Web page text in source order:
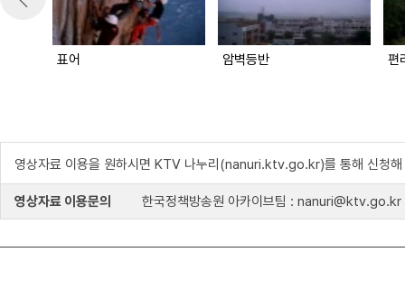
표어 암벽등반 편
영상자료 이용을 원하시면 KTV 나누리(nanuri.ktv.go.kr)를 통해 신청해
영상자료 이용문의 한국정책방송원 아카이브팀 : nanuri@ktv.go.kr